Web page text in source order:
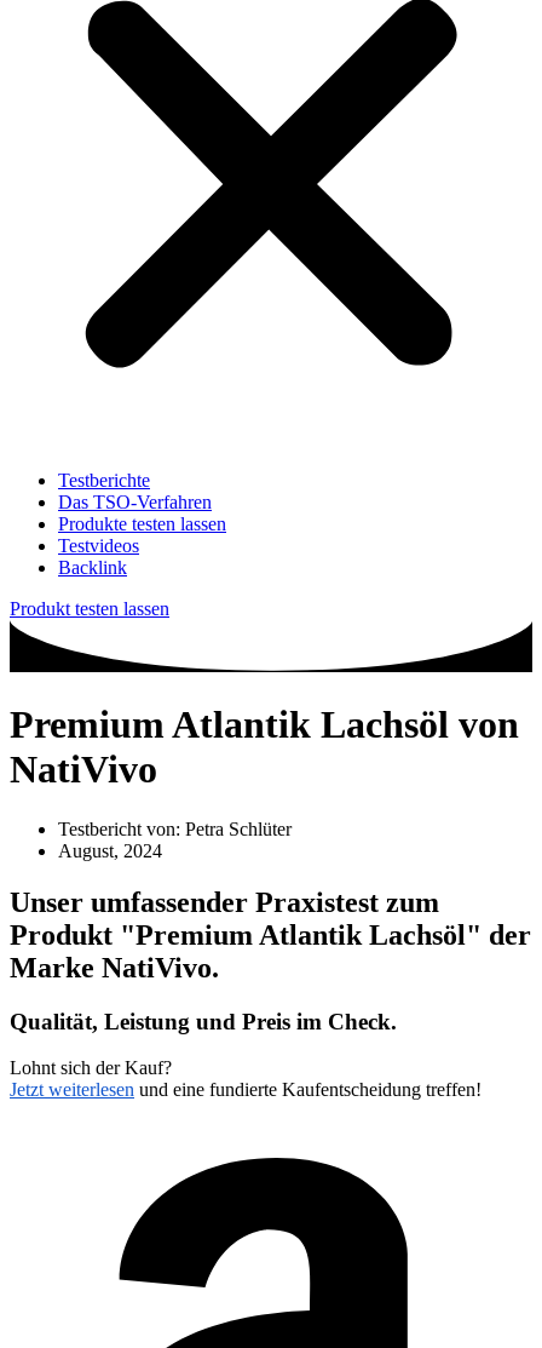
Testberichte
Das TSO-Verfahren
Produkte testen lassen
Testvideos
Backlink
Produkt testen lassen
Premium Atlantik Lachsöl von
NatiVivo
Testbericht von: Petra Schlüter
August, 2024
Unser umfassender Praxistest zum
Produkt "Premium Atlantik Lachsöl" der
Marke NatiVivo.
Qualität, Leistung und Preis im Check.
Lohnt sich der Kauf?
Jetzt weiterlesen und eine fundierte Kaufentscheidung treffen!